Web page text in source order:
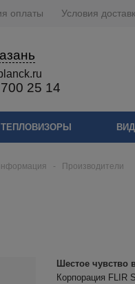
оплаты Условия
25 14
ТЕПЛОВИЗОРЫ
- Производители
Шестое чувство
Корпорация FLIR